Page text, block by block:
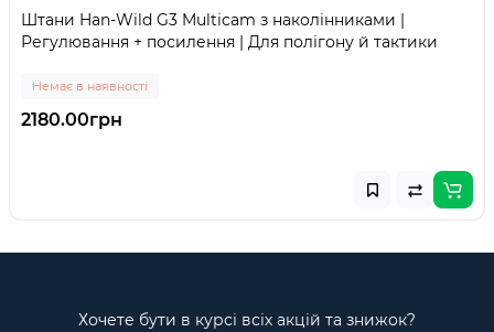
Штани Han-Wild G3 Multicam з наколінниками |
Регулювання + посилення | Для полігону й тактики
Немає в наявності
2180.00грн
Хочете бути в курсі всіх акцій та знижок?